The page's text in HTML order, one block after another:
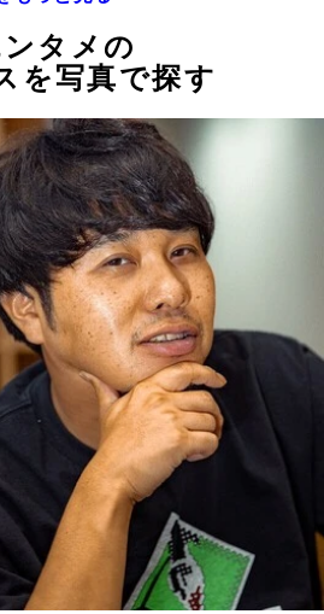
タメの
を写真で探す